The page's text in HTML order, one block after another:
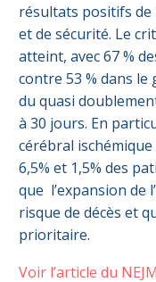
résultats positifs de
et de sécurité. Le
atteint, avec 67 %
contre 53 % dans
du quasi
à 30 jours. En
cérébral
6,5% et 1,5% des
que l’expansion de l’
risque de décès et
prioritaire.
Voir l’article du